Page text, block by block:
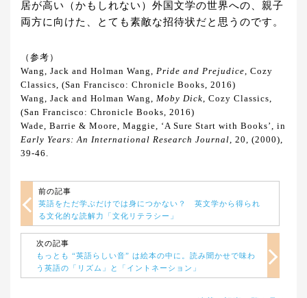
居が高い（かもしれない）外国文学の世界への、親子
両方に向けた、とても素敵な招待状だと思うのです。
（参考）
Wang, Jack and Holman Wang, Pride and Prejudice, Cozy
Classics, (San Francisco: Chronicle Books, 2016)
Wang, Jack and Holman Wang, Moby Dick, Cozy Classics,
(San Francisco: Chronicle Books, 2016)
Wade, Barrie & Moore, Maggie, ‘A Sure Start with Books’, in
Early Years: An International Research Journal, 20, (2000),
39-46.
前の記事
英語をただ学ぶだけでは身につかない？ 英文学から得られ
る文化的な読解力「文化リテラシー」
次の記事
もっとも “英語らしい音” は絵本の中に。読み聞かせで味わ
う英語の「リズム」と「イントネーション」